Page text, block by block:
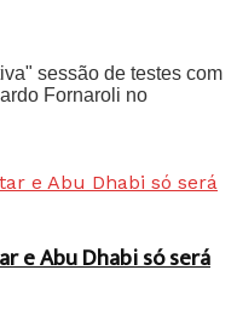
sessão de testes com
Fornaroli no
e Abu Dhabi só será